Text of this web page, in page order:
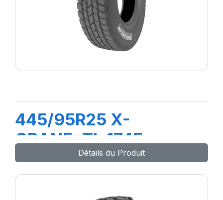
445/95R25 X-
CRANE+TL 174F
Détails du Produit